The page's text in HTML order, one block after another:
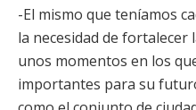
-El mismo que teníamos
la necesidad de fortalecer
unos momentos en los
importantes para su